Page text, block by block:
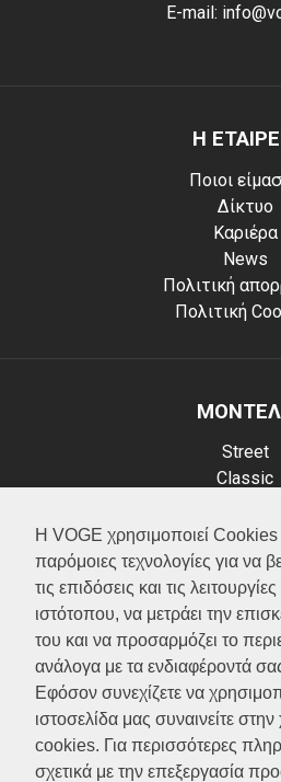
Η VOGE χρησιμοποιεί Cookies
παρόμοιες τεχνολογίες για να
τις επιδόσεις και τις
ιστότοπου, να μετράει την
του και να προσαρμόζει το
ανάλογα με τα ενδιαφέροντά
Εφόσον συνεχίζετε να
ιστοσελίδα μας συναινείτε
cookies. Για περισσότερες
σχετικά με την επεξεργασία
E-mail:
Η
Ποιοι
Δίκτυο
Καριέρα
News
Πολιτική
Πολιτική
Street
Classic
Scooter
ATV
Test ride
Service